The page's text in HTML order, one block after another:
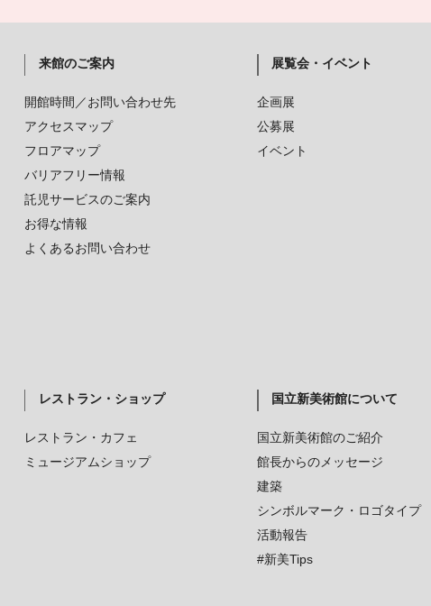
来館のご案内
開館時間／お問い合わせ先
アクセスマップ
フロアマップ
バリアフリー情報
託児サービスのご案内
お得な情報
よくあるお問い合わせ
展覧会・イベント
企画展
公募展
イベント
レストラン・ショップ
レストラン・カフェ
ミュージアムショップ
国立新美術館について
国立新美術館のご紹介
館長からのメッセージ
建築
シンボルマーク・ロゴタイプ
活動報告
#新美Tips